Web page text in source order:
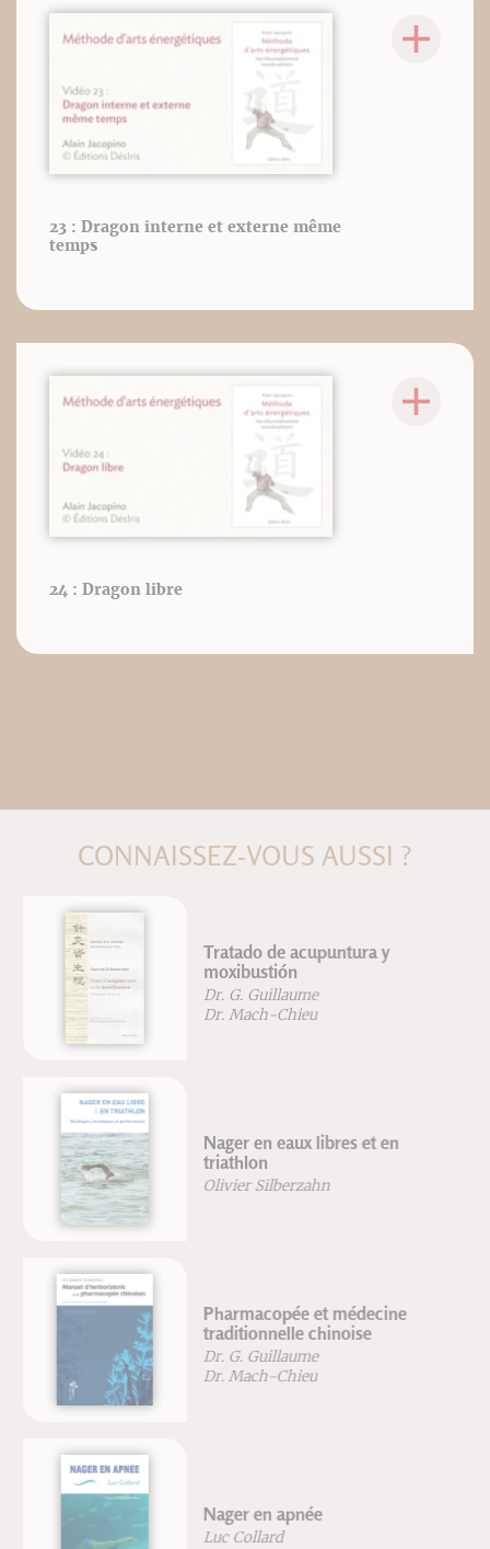
23 : Dragon interne et externe même
temps
24 : Dragon libre
CONNAISSEZ-VOUS AUSSI ?
Tratado de acupuntura y
moxibustión
Dr. G. Guillaume
Dr. Mach-Chieu
Nager en eaux libres et en
triathlon
Olivier Silberzahn
Pharmacopée et médecine
traditionnelle chinoise
Dr. G. Guillaume
Dr. Mach-Chieu
Nager en apnée
Luc Collard